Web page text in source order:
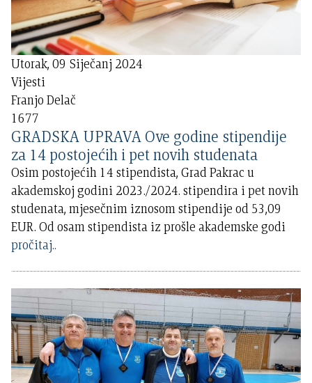
Utorak, 09 Siječanj 2024
Vijesti
Franjo Delač
1677
GRADSKA UPRAVA Ove godine stipendije
za 14 postojećih i pet novih studenata
Osim postojećih 14 stipendista, Grad Pakrac u
akademskoj godini 2023./2024. stipendira i pet novih
studenata, mjesečnim iznosom stipendije od 53,09
EUR. Od osam stipendista iz prošle akademske godi
pročitaj..